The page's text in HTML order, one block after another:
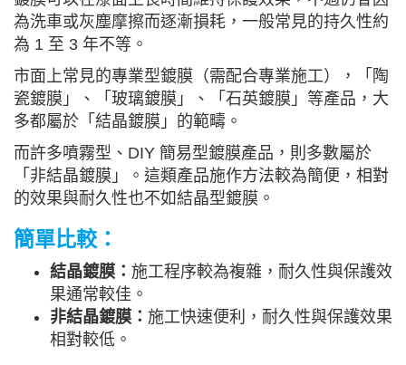
為洗車或灰塵摩擦而逐漸損耗，一般常見的持久性約
為 1 至 3 年不等。
市面上常見的專業型鍍膜（需配合專業施工），「陶
瓷鍍膜」、「玻璃鍍膜」、「石英鍍膜」等產品，大
多都屬於「結晶鍍膜」的範疇。
而許多噴霧型、DIY 簡易型鍍膜產品，則多數屬於
「非結晶鍍膜」。這類產品施作方法較為簡便，相對
的效果與耐久性也不如結晶型鍍膜。
簡單比較：
結晶鍍膜： 施工程序較為複雜，耐久性與保護效
果通常較佳。
非結晶鍍膜： 施工快速便利，耐久性與保護效果
相對較低。